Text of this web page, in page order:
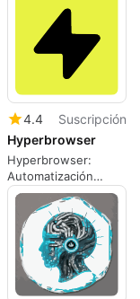
4.4
Suscripción
Hyperbrowser
Hyperbrowser:
Automatización
Avanzada para
Aplicaciones de IA